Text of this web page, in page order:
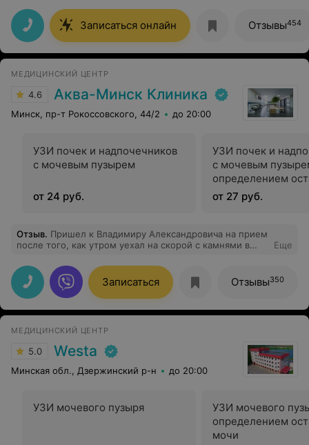
мед . Персонал очень вежливо и деликатно работал с
детьми. Спасибо!Записаться онлайн Отзывы454
МЕДИЦИНСКИЙ ЦЕНТР
4.6 Аква-Минск Клиника
Минск, пр-т Рокоссовского, 44/2 до 20:00
УЗИ почек и надпочечников
с мочевым пузырем
от 24 руб.
УЗИ почек и
с мочевым
определением
мочи
от 27 руб.
Отзыв. Пришел к Владимиру Александровича на прием
после того, как утром уехал на скорой с камнями в
этого сразу записался на прием к Владимиру
Александровичу. Владимир Александрович осмотрел и
отправил на УЗИ почек и заодно на УЗИ мочевого
пузыря, т.к., как обосновал врач, на мочевой пузырь
иногда "забивают" и недосматривают. На УЗИ с
обнаружено какое-то новообразование. После
консультации с Владимиром Александровичем, он
сделал мне цистоскопию, после которой сразу же дал
направление в онкологический центр, подозревая что-
то не очень хорошее. Как итог - в онкоцентре сделали
лечится. Вот так, благодаря правильному подходу к
своему делу, придя с проблемой почек, доктор на
ранней стадии выявил очень серьезное заболевание.
Еще
Записаться Отзывы350
МЕДИЦИНСКИЙ ЦЕНТР
5.0 Westa
Минская обл., Дзержинский р-н до 20:00
УЗИ мочевого пузыря
УЗИ мочевого
определением
мочи